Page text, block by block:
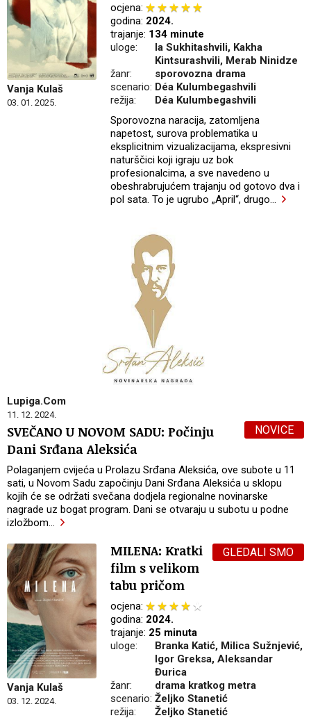
Vanja Kulaš
03. 01. 2025.
ocjena:
godina: 2024.
trajanje: 134 minute
uloge:
Ia Sukhitashvili, Kakha
Kintsurashvili, Merab Ninidze
žanr:
sporovozna drama
scenario: Déa Kulumbegashvili
režija:
Déa Kulumbegashvili
Sporovozna naracija, zatomljena
napetost, surova problematika u
eksplicitnim vizualizacijama, ekspresivni
naturščici koji igraju uz bok
profesionalcima, a sve navedeno u
obeshrabrujućem trajanju od gotovo dva i
pol sata. To je ugrubo „April“, drugo…
Lupiga.Com
11. 12. 2024.
NOVICE
SVEČANO U NOVOM SADU: Počinju
Dani Srđana Aleksića
Polaganjem cvijeća u Prolazu Srđana Aleksića, ove subote u 11
sati, u Novom Sadu započinju Dani Srđana Aleksića u sklopu
kojih će se održati svečana dodjela regionalne novinarske
nagrade uz bogat program. Dani se otvaraju u subotu u podne
izložbom…
Vanja Kulaš
03. 12. 2024.
GLEDALI SMO
MILENA: Kratki
film s velikom
tabu pričom
ocjena:
godina: 2024.
trajanje: 25 minuta
uloge:
Branka Katić, Milica Sužnjević,
Igor Greksa, Aleksandar
Đurica
žanr:
drama kratkog metra
scenario:Željko Stanetić
režija:
Željko Stanetić